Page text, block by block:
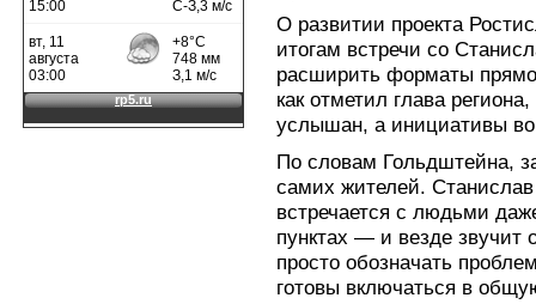
О развитии проекта
итогам встречи со
расширить форматы
как отметил глава
услышан, а инициативы
По словам Гольдштейна,
самих жителей.
встречается с людьми
пунктах — и везде звучит
просто обозначать
готовы включаться в